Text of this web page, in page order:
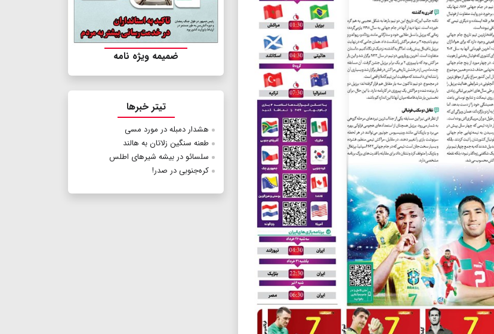
ضمیمه ویژه نامه
تیتر خبرها
هشدار دمبله در مورد مسی
طعنه سنگین زلاتان به هالند
سلسائو در بیشه شیرهای اطلس
کره‌جنوبی در صدر!